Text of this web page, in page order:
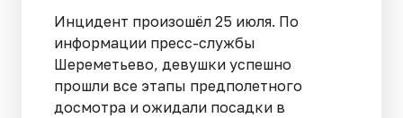
Инцидент произошёл 25 июля. По
информации пресс-службы
Шереметьево, девушки успешно
прошли все этапы предполетного
досмотра и ожидали посадки в